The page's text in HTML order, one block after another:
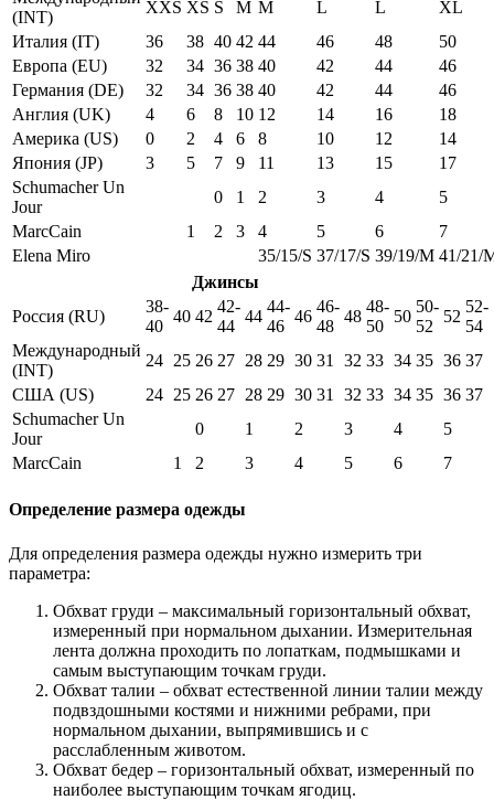
(INT)
XXS XS S M M L L
XL
Италия (IT)
36 38 40 42 44 46 48
50
Европа (EU)
32 34 36 38 40 42 44
46
Германия (DE)
32 34 36 38 40 42 44
46
Англия (UK)
4 6 8 10 12 14 16
18
Америка (US)
0 2 4 6 8 10 12
14
Япония (JP)
3 5 7 9 11 13 15
17
Schumacher Un
Jour
0 1 2 3 4
5
MarcCain
1 2 3 4 5 6
7
Elena Miro
35/15/S 37/17/S 39/19/M 41/21/
Джинсы
Россия (RU)
38-
40
40 42
42-
44
44
44-
46
46
46-
48
48
48-
50
50
50-
52
52
52-
54
Международный
(INT)
24 25 26 27 28 29 30 31 32 33 34 35 36 37
США (US)
24 25 26 27 28 29 30 31 32 33 34 35 36 37
Schumacher Un
Jour
0 1 2 3 4
5
MarcCain
1 2 3 4 5 6 7
Определение размера одежды
Для определения размера одежды нужно измерить три
параметра:
Обхват груди – максимальный горизонтальный обхват,
измеренный при нормальном дыхании. Измерительная
лента должна проходить по лопаткам, подмышками и
самым выступающим точкам груди.
Обхват талии – обхват естественной линии талии между
подвздошными костями и нижними ребрами, при
нормальном дыхании, выпрямившись и с
расслабленным животом.
Обхват бедер – горизонтальный обхват, измеренный по
наиболее выступающим точкам ягодиц.